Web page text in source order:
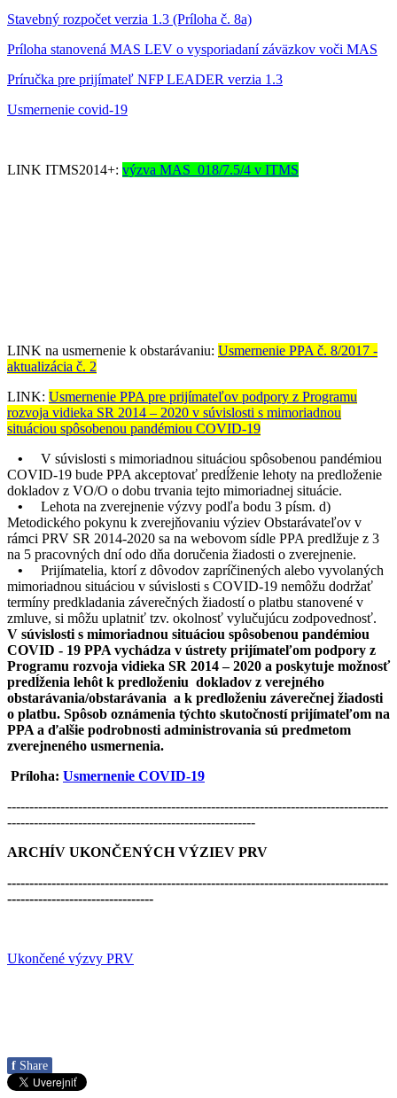
Stavebný rozpočet verzia 1.3 (Príloha č. 8a)
Príloha stanovená MAS LEV o vysporiadaní záväzkov voči MAS
Príručka pre prijímateľ NFP LEADER verzia 1.3
Usmernenie covid-19
LINK ITMS2014+: výzva MAS_018/7.5/4 v ITMS
LINK na usmernenie k obstarávaniu: Usmernenie PPA č. 8/2017 -
aktualizácia č. 2
LINK: Usmernenie PPA pre prijímateľov podpory z Programu
rozvoja vidieka SR 2014 – 2020 v súvislosti s mimoriadnou
situáciou spôsobenou pandémiou COVID-19
• V súvislosti s mimoriadnou situáciou spôsobenou pandémiou
COVID-19 bude PPA akceptovať predĺženie lehoty na predloženie
dokladov z VO/O o dobu trvania tejto mimoriadnej situácie.
• Lehota na zverejnenie výzvy podľa bodu 3 písm. d)
Metodického pokynu k zverejňovaniu výziev Obstarávateľov v
rámci PRV SR 2014-2020 sa na webovom sídle PPA predlžuje z 3
na 5 pracovných dní odo dňa doručenia žiadosti o zverejnenie.
• Prijímatelia, ktorí z dôvodov zapríčinených alebo vyvolaných
mimoriadnou situáciou v súvislosti s COVID-19 nemôžu dodržať
termíny predkladania záverečných žiadostí o platbu stanovené v
zmluve, si môžu uplatniť tzv. okolnosť vylučujúcu zodpovednosť.
V súvislosti s mimoriadnou situáciou spôsobenou pandémiou
COVID - 19 PPA vychádza v ústrety prijímateľom podpory z
Programu rozvoja vidieka SR 2014 – 2020 a poskytuje možnosť
predĺženia lehôt k predloženiu dokladov z verejného
obstarávania/obstarávania a k predloženiu záverečnej žiadosti
o platbu. Spôsob oznámenia týchto skutočností prijímateľom na
PPA a ďalšie podrobnosti administrovania sú predmetom
zverejneného usmernenia.
Príloha: Usmernenie COVID-19
--------------------------------------------------------------------------------------
--------------------------------------------------------
ARCHÍV UKONČENÝCH VÝZIEV PRV
--------------------------------------------------------------------------------------
---------------------------------
Ukončené výzvy PRV
f Share